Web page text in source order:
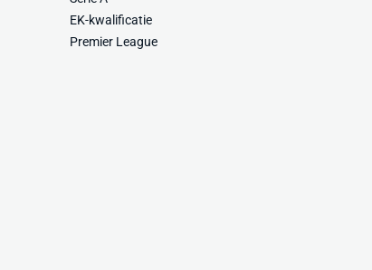
EK-kwalificatie
Premier League